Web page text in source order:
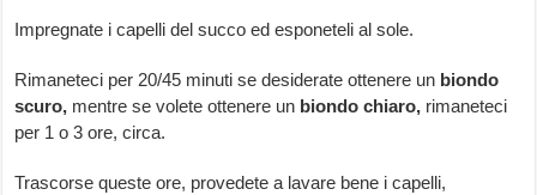
Impregnate i capelli del succo ed esponeteli al sole.
Rimaneteci per 20/45 minuti se desiderate ottenere un biondo
scuro, mentre se volete ottenere un biondo chiaro, rimaneteci
per 1 o 3 ore, circa.
Trascorse queste ore, provedete a lavare bene i capelli,